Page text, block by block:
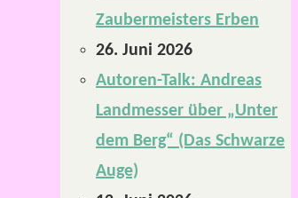
Zaubermeisters Erben
26. Juni 2026
Autoren-Talk: Andreas
Landmesser über „Unter
dem Berg“ (Das Schwarze
Auge)